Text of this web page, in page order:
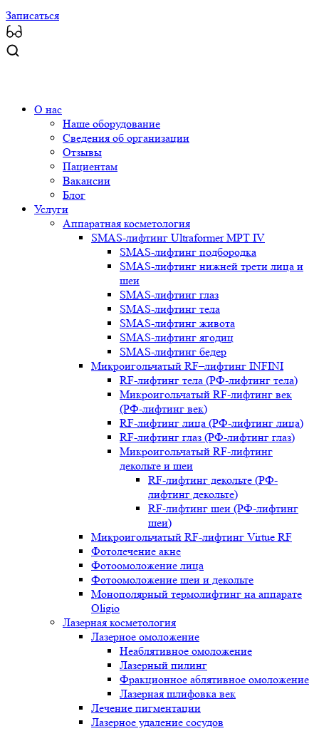
Записаться
О нас
Наше оборудование
Сведения об организации
Отзывы
Пациентам
Вакансии
Блог
Услуги
Аппаратная косметология
SMAS-лифтинг Ultraformer MPT IV
SMAS-лифтинг подбородка
SMAS-лифтинг нижней трети лица и
шеи
SMAS-лифтинг глаз
SMAS-лифтинг тела
SMAS-лифтинг живота
SMAS-лифтинг ягодиц
SMAS-лифтинг бедер
Микроигольчатый RF–лифтинг INFINI
RF-лифтинг тела (РФ-лифтинг тела)
Микроигольчатый RF-лифтинг век
(РФ-лифтинг век)
RF-лифтинг лица (РФ-лифтинг лица)
RF-лифтинг глаз (РФ-лифтинг глаз)
Микроигольчатый RF-лифтинг
декольте и шеи
RF-лифтинг декольте (РФ-
лифтинг декольте)
RF-лифтинг шеи (РФ-лифтинг
шеи)
Микроигольчатый RF-лифтинг Virtue RF
Фотолечение акне
Фотоомоложение лица
Фотоомоложение шеи и декольте
Монополярный термолифтинг на аппарате
Oligio
Лазерная косметология
Лазерное омоложение
Неаблятивное омоложение
Лазерный пилинг
Фракционное аблятивное омоложение
Лазерная шлифовка век
Лечение пигментации
Лазерное удаление сосудов